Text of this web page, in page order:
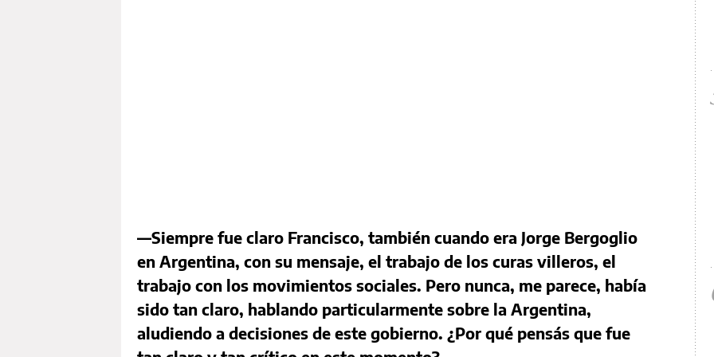
—Siempre fue claro Francisco, también cuando era Jorge Bergoglio
en Argentina, con su mensaje, el trabajo de los curas villeros, el
trabajo con los movimientos sociales. Pero nunca, me parece, había
sido tan claro, hablando particularmente sobre la Argentina,
aludiendo a decisiones de este gobierno. ¿Por qué pensás que fue